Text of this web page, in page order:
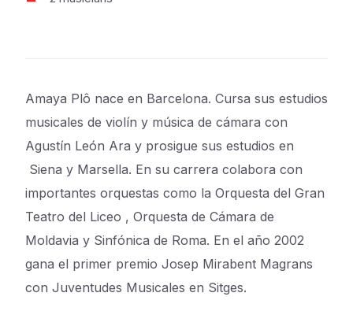
Amaya Plô nace en Barcelona. Cursa sus estudios
musicales de violín y música de cámara con
Agustín León Ara y prosigue sus estudios en
Siena y Marsella. En su carrera colabora con
importantes orquestas como la Orquesta del Gran
Teatro del Liceo , Orquesta de Cámara de
Moldavia y Sinfónica de Roma. En el año 2002
gana el primer premio Josep Mirabent Magrans
con Juventudes Musicales en Sitges.